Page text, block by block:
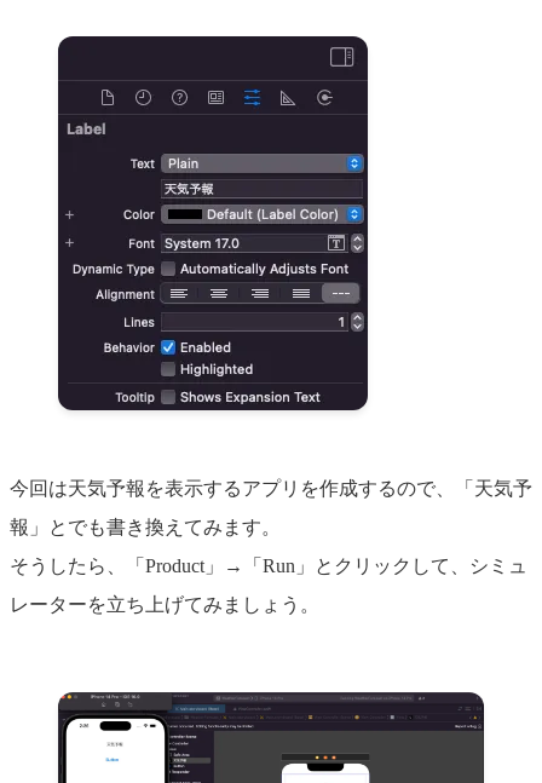
今回は天気予報を表示するアプリを作成するので、「天気予
報」とでも書き換えてみます。
そうしたら、「Product」→「Run」とクリックして、シミュ
レーターを立ち上げてみましょう。